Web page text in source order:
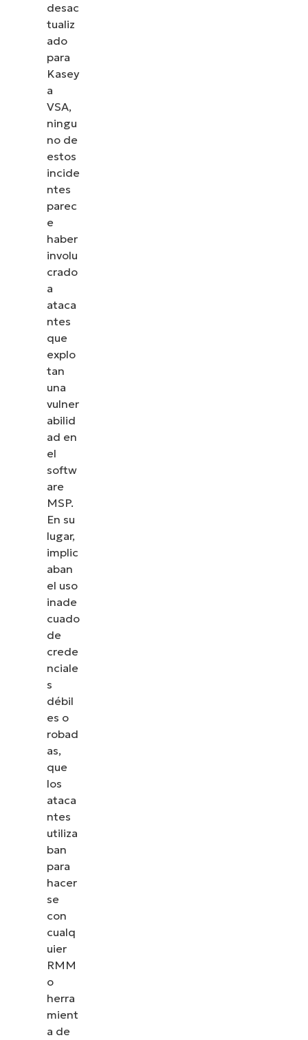
desac
tualiz
ado
para
Kasey
a
VSA,
ningu
no de
estos
incide
ntes
parec
e
haber
involu
crado
a
ataca
ntes
que
explo
tan
una
vulner
abilid
ad en
el
softw
are
MSP.
En su
lugar,
implic
aban
el uso
inade
cuado
de
crede
nciale
s
débil
es o
robad
as,
que
los
ataca
ntes
utiliza
ban
para
hacer
se
con
cualq
uier
RMM
o
herra
mient
a de